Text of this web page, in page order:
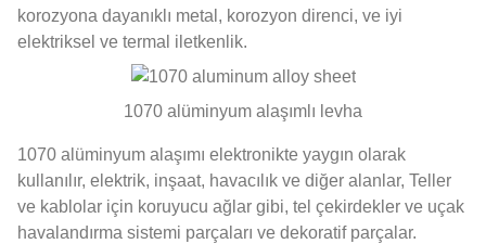
korozyona dayanıklı metal, korozyon direnci, ve iyi
elektriksel ve termal iletkenlik.
1070 alüminyum alaşımlı levha
1070 alüminyum alaşımı elektronikte yaygın olarak
kullanılır, elektrik, inşaat, havacılık ve diğer alanlar, Teller
ve kablolar için koruyucu ağlar gibi, tel çekirdekler ve uçak
havalandırma sistemi parçaları ve dekoratif parçalar.